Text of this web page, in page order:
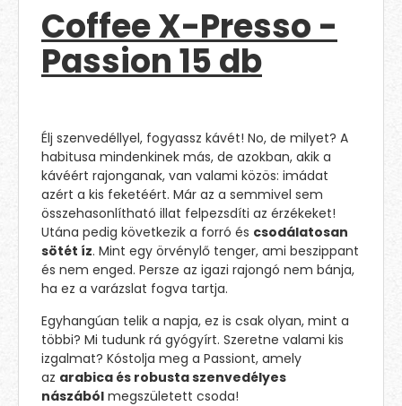
Coffee X-Presso -
Passion 15 db
Élj szenvedéllyel, fogyassz kávét! No, de milyet? A
habitusa mindenkinek más, de azokban, akik a
kávéért rajonganak, van valami közös: imádat
azért a kis feketéért. Már az a semmivel sem
összehasonlítható illat felpezsdíti az érzékeket!
Utána pedig következik a forró és csodálatosan
sötét íz. Mint egy örvénylő tenger, ami beszippant
és nem enged. Persze az igazi rajongó nem bánja,
ha ez a varázslat fogva tartja.
Egyhangúan telik a napja, ez is csak olyan, mint a
többi? Mi tudunk rá gyógyírt. Szeretne valami kis
izgalmat? Kóstolja meg a Passiont, amely
az arabica és robusta szenvedélyes
nászából megszületett csoda!